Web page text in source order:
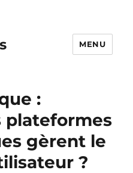
MENU
:
plateformes
gèrent le
?